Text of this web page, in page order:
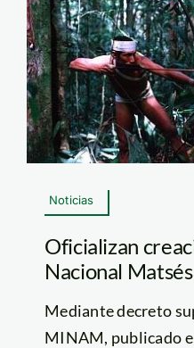
Noticias
Oficializan
Nacional Matsés
Mediante decreto
MINAM, publicado